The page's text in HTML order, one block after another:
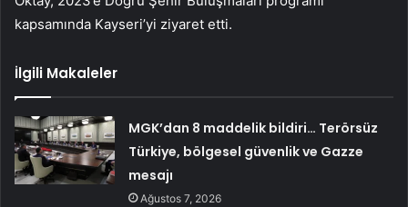
kapsamında Kayseri’yi ziyaret etti.
İlgili Makaleler
MGK’dan 8 maddelik bildiri… Terörsüz
Türkiye, bölgesel güvenlik ve Gazze
mesajı
Ağustos 7, 2026